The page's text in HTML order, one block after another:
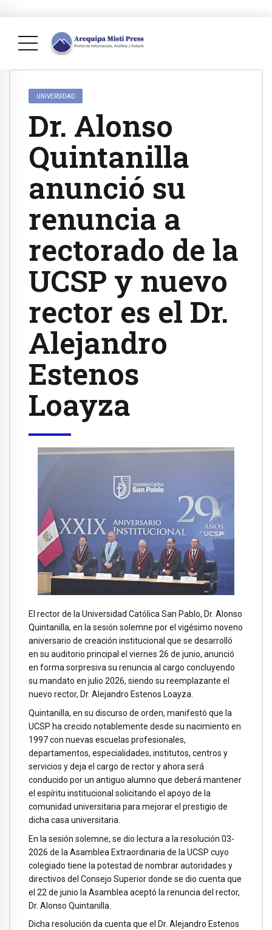
UNIVERSIDAD
Dr. Alonso
Quintanilla
anunció su
renuncia a
rectorado de la
UCSP y nuevo
rector es el Dr.
Alejandro
Estenos
Loayza
El rector de la Universidad Católica San Pablo, Dr. Alonso
Quintanilla, en la sesión solemne por el vigésimo noveno
aniversario de creación institucional que se desarrolló
en su auditorio principal el viernes 26 de junio, anunció
en forma sorpresiva su renuncia al cargo concluyendo
su mandato en julio 2026, siendo su reemplazante el
nuevo rector, Dr. Alejandro Estenos Loayza.
Quintanilla, en su discurso de orden, manifestó que la
UCSP ha crecido notablemente desde su nacimiento en
1997 con nuevas escuelas profesionales,
departamentos, especialidades, institutos, centros y
servicios y deja el cargo de rector y ahora será
conducido por un antiguo alumno que deberá mantener
el espíritu institucional solicitando el apoyo de la
comunidad universitaria para mejorar el prestigio de
dicha casa universitaria.
En la sesión solemne, se dio lectura a la resolución 03-
2026 de la Asamblea Extraordinaria de la UCSP cuyo
colegiado tiene la potestad de nombrar autoridades y
directivos del Consejo Superior donde se dio cuenta que
el 22 de junio la Asamblea aceptó la renuncia del rector,
Dr. Alonso Quintanilla.
Dicha resolución da cuenta que el Dr. Alejandro Estenos